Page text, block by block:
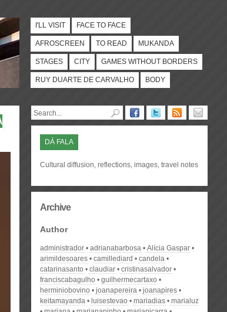
I'LL VISIT FACE TO FACE
AFROSCREEN TO READ MUKANDA
STAGES CITY GAMES WITHOUT BORDERS
RUY DUARTE DE CARVALHO BODY
DÁ FALA
Cultural diffusion, reflections, images, travel notes
Archive
Author
administrador adrianabarbosa
Alícia Gaspar
arimildesoares
camillediard
candela
catarinasanto
claudiar
cristinasalvador
franciscabagulho
guilhermecartaxo
herminiobovino
joanapereira
joanapires
keitamayanda
luisestevao mariadias
marialuz